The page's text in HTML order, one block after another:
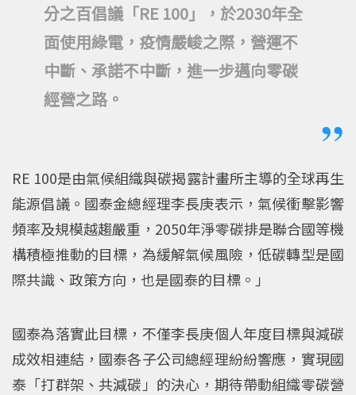
分之百倡議「RE 100」，於2030年全
面使用綠電，疫情嚴峻之際，營運不
中斷、承諾不中斷，進一步邁向零碳
經營之路。
RE 100是由氣候組織與碳揭露計畫所主導的全球再生
能源倡議。國泰金總經理李長庚表示，氣候衝擊影響
頻率及規模越趨嚴重，2050年淨零碳排是聯合國等機
構積極推動的目標，為緩解氣候風險，低碳轉型是國
際共識、政策方向，也是國泰的目標。」
國泰為落實此目標，不僅李長庚個人年度目標與減碳
成效相連結，國泰各子公司總經理紛紛響應，實現國
泰「打群架、共減碳」的決心，期待帶動組織零碳營